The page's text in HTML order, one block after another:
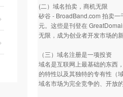
(二）域名拍卖，商机无限
矽谷 - BroadBand.com 拍卖
元。这些是刊登在
无限，成为创业者开发市场的
（三）域名注册是一项投资
域名是互联网上最基础的东西
的特性以及其独特的专有性（
域名市场为完全竞争的、开放